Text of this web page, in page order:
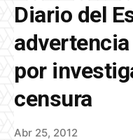
Diario del
por
censura
Abr 25, 2012